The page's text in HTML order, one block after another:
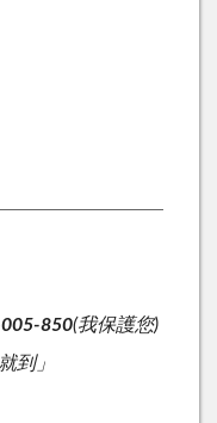
850(我保護您)
到」